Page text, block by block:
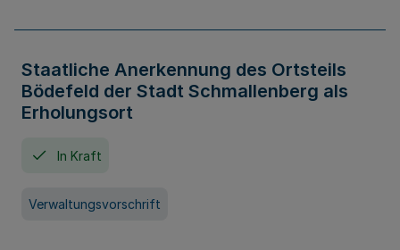
Staatliche Anerkennung des Ortsteils
Bödefeld der Stadt Schmallenberg als
Erholungsort
In Kraft
Verwaltungsvorschrift